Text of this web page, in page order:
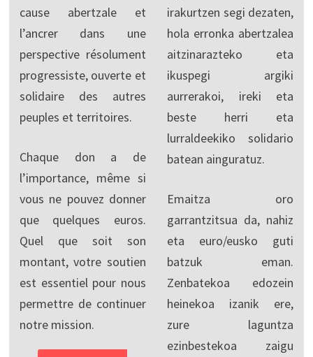
cause abertzale et
l’ancrer dans une
perspective résolument
progressiste, ouverte et
solidaire des autres
peuples et territoires.
Chaque don a de
l’importance, même si
vous ne pouvez donner
que quelques euros.
Quel que soit son
montant, votre soutien
est essentiel pour nous
permettre de continuer
notre mission.
irakurtzen segi dezaten,
hola erronka abertzalea
aitzinarazteko eta
ikuspegi argiki
aurrerakoi, ireki eta
beste herri eta
lurraldeekiko solidario
batean ainguratuz.
Emaitza oro
garrantzitsua da, nahiz
eta euro/eusko guti
batzuk eman.
Zenbatekoa edozein
heinekoa izanik ere,
zure laguntza
ezinbestekoa zaigu